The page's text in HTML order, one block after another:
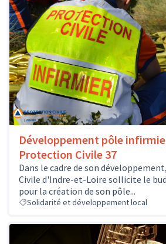
Développement pôle
Protection Civile 37
Dans le cadre de son
Civile d'Indre-et-Loire sollicite le
pour la création de son pôle...
Solidarité et développement local